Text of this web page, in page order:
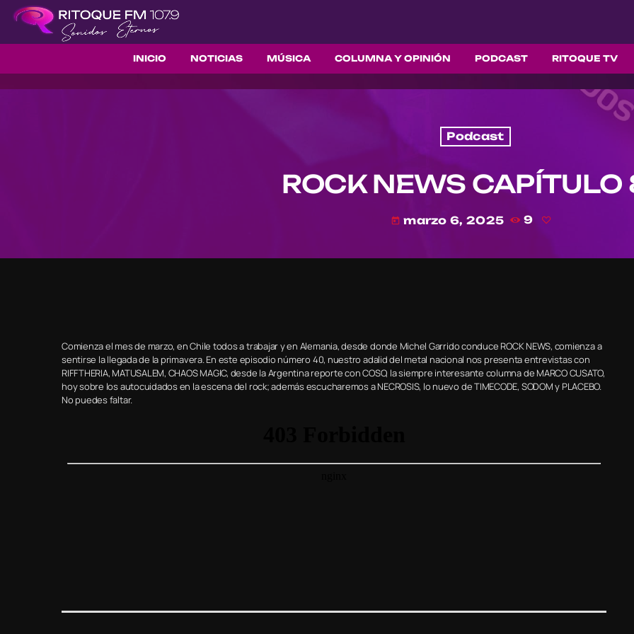
INICIO NOTICIAS MÚSICA COLUMNA Y OPINIÓN PODCAST RITOQUE TV
Podcast
ROCK NEWS CAPÍTULO
today marzo 6, 2025 9
Comienza el mes de marzo, en Chile todos a trabajar y en Alemania, desde donde Michel Garrido conduce ROCK NEWS, comienza a
sentirse la llegada de la primavera. En este episodio número 40, nuestro adalid del metal nacional nos presenta entrevistas con
RIFFTHERIA, MATUSALEM, CHAOS MAGIC, desde la Argentina reporte con COSO, la siempre interesante columna de MARCO CUSATO,
hoy sobre los autocuidados en la escena del rock; además escucharemos a NECROSIS, lo nuevo de TIMECODE, SODOM y PLACEBO.
No puedes faltar.